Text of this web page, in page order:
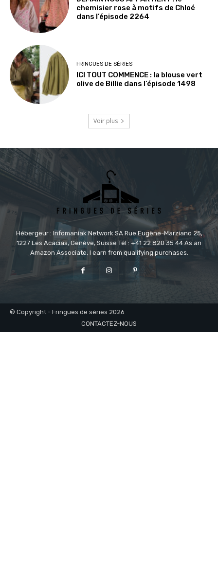
chemisier rose à motifs de Chloé
dans l’épisode 2264
FRINGUES DE SÉRIES
ICI TOUT COMMENCE : la blouse vert
olive de Billie dans l’épisode 1498
Voir plus
Hébergeur : Infomaniak Network SA Rue Eugène-Marziano 25,
1227 Les Acacias, Genève, Suisse Tél : +41 22 820 35 44 As an
Amazon Associate, I earn from qualifying purchases.
© Copyright - Fringues de séries 2026
CONTACTEZ-NOUS